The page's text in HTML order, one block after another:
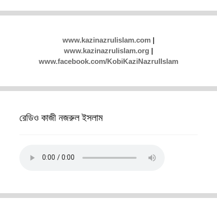
www.kazinazrulislam.com |
www.kazinazrulislam.org |
www.facebook.com/KobiKaziNazrulIslam
রেডিও কাজী নজরুল ইসলাম